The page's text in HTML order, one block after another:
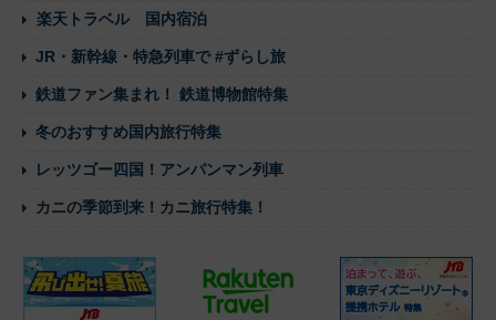
楽天トラベル 国内宿泊
JR・新幹線・特急列車で #ずらし旅
鉄道ファン集まれ！ 鉄道博物館特集
冬のおすすめ国内旅行特集
レッツゴー四国！アンパンマン列車
カニの季節到来！カニ旅行特集！